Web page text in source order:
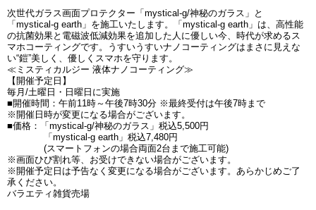
次世代ガラス画面プロテクター「mystical-g/神秘のガラス」と
「mystical-g earth」を施工いたします。「mystical-g earth」は、高性能
の抗菌効果と電磁波低減効果を追加した人に優しい今、時代が求めるス
マホコーティングです。うすいうすいナノコーティングはまさに見えな
い“鎧”美しく、優しくスマホを守ります。
≪ミスティカルジー 液体ナノコーティング≫
【開催予定日】
毎月/土曜日・日曜日に実施
■開催時間：午前11時～午後7時30分 ※最終受付は午後7時まで
※開催日時が変更になる場合がございます。
■価格：「mystical-g/神秘のガラス」税込5,500円
「mystical-g earth」税込7,480円
(スマートフォンの場合両面2台まで施工可能)
※画面ひび割れ等、お受けできない場合がございます。
※開催予定日は予告なく変更になる場合がございます。あらかじめご了
承ください。
バラエティ雑貨売場